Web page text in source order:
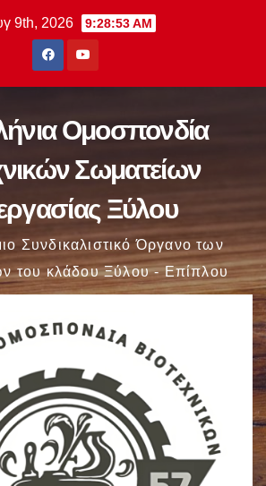
9th, 2026 9:28:54 AM
Ομοσπονδία
Σωματείων
Ξύλου
Συνδικαλιστικό Όργανο των
του κλάδου Ξύλου - Επίπλου